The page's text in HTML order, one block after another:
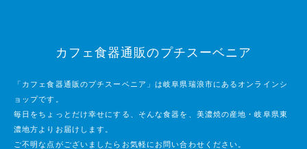
カフェ食器通販のプチスーベニア
「カフェ食器通販のプチスーベニア」は岐阜県瑞浪市にあるオンラインシ
ョップです。
毎日をちょっとだけ幸せにする、そんな食器を、美濃焼の産地・岐阜県東
濃地方よりお届けします。
ご不明な点がございましたらお気軽にお問い合わせください。